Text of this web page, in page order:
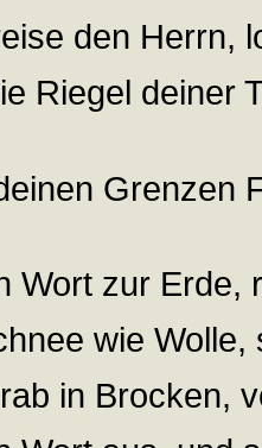
den Herrn,
Riegel deiner
Grenzen
Wort zur Erde,
wie
in Brocken,